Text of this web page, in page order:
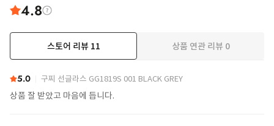
4.8
스토어 리뷰 11 상품 연관 리뷰 0
5.0 구찌 선글라스 GG1819S 001 BLACK GREY
상품 잘 받았고 마음에 듭니다.